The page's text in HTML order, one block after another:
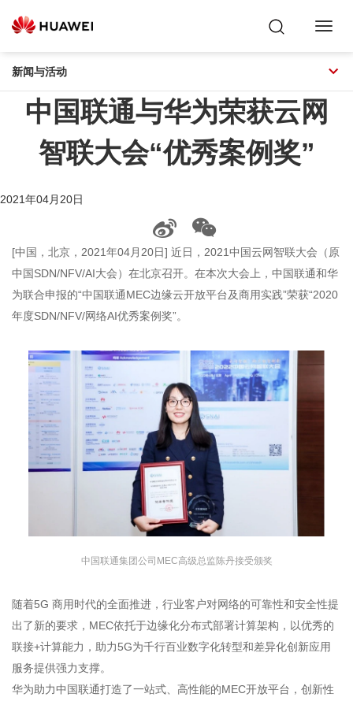
新闻与活动
中国联通与华为荣获云网
智联大会“优秀案例奖”
2021年04月20日
[中国，北京，2021年04月20日] 近日，2021中国云网智联大会（原
中国SDN/NFV/AI大会）在北京召开。在本次大会上，中国联通和华
为联合申报的“中国联通MEC边缘云开放平台及商用实践”荣获“2020
年度SDN/NFV/网络AI优秀案例奖”。
中国联通集团公司MEC高级总监陈丹接受颁奖
随着5G 商用时代的全面推进，行业客户对网络的可靠性和安全性提
出了新的要求，MEC依托于边缘化分布式部署计算架构，以优秀的
联接+计算能力，助力5G为千行百业数字化转型和差异化创新应用
服务提供强力支撑。
华为助力中国联通打造了一站式、高性能的MEC开放平台，创新性